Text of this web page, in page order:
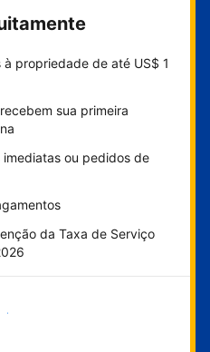
propriedade de até US$ 1
sua primeira
imediatas ou pedidos de
da Taxa de Serviço